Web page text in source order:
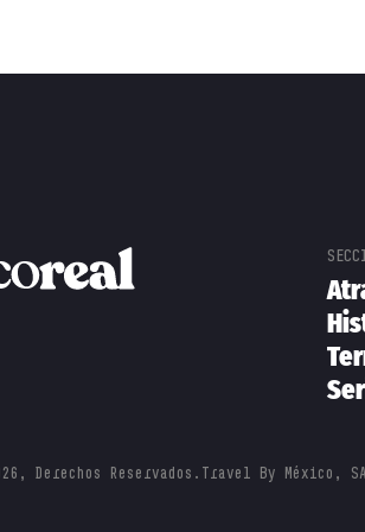
Derechos Reservados. Travel By México,